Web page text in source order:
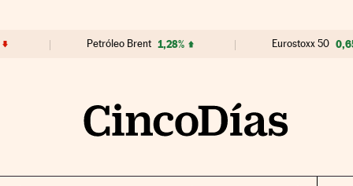
Petróleo Brent 1,28% Eurostoxx 50